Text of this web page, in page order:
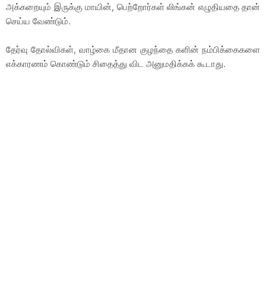
அக்கறையும் இருக்கு மாயின், பெற்றோர்கள் லிங்கன் எழுதியதை தான்
செய்ய வேண்டும்.
தேர்வு தோல்விகள், வாழ்கை மீதான குழந்தை களின் நம்பிக்கைகளை
எக்காரணம் கொண்டும் சிதைத்து விட அனுமதிக்கக் கூடாது.